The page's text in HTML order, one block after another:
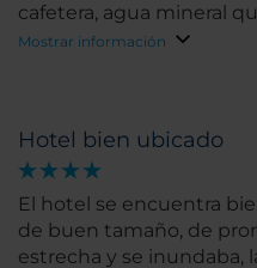
cafetera, agua mineral que reponen a diario, varios
enchufes, etc. Personal
que tener en cuenta
muchos restaurantes y
que dan a ella, mejor alojarse en otras que den a otra
calle. Y no tiene aire
aunque en Amsterdam
recalienta y hay que
le falta el aire
Mostrar información
Hotel bien ubicado
El hotel se encuentra bien ubicado, las habitaciones
de buen tamaño, de
estrecha y se inundaba, las cama cómodas, el